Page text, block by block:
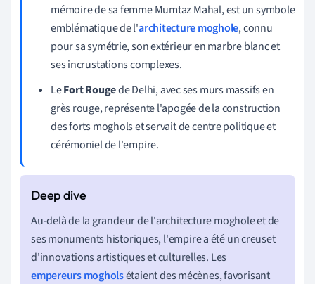
mémoire de sa femme Mumtaz Mahal, est un symbole
emblématique de l'architecture moghole, connu
pour sa symétrie, son extérieur en marbre blanc et
ses incrustations complexes.
LeFort Rougede Delhi, avec ses murs massifs en
grès rouge, représente l'apogée de la construction
des forts moghols et servait de centre politique et
cérémoniel de l'empire.
Au-delà de la grandeur de l'architecture moghole et de
ses monuments historiques, l'empire a été un creuset
d'innovations artistiques et culturelles. Les
empereurs mogholsétaient des mécènes, favorisant